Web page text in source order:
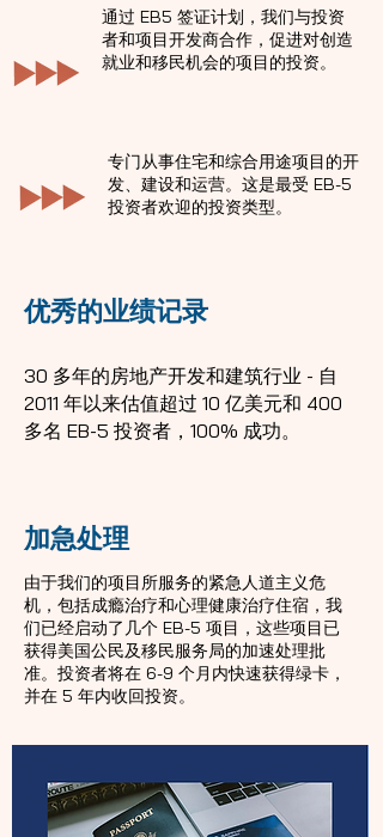
通过 EB5 签证计划，我们与投资
者和项目开发商合作，促进对创造
就业和移民机会的项目的投资。
专门从事住宅和综合用途项目的开
发、建设和运营。这是最受 EB-5
投资者欢迎的投资类型。
优秀的业绩记录
30 多年的房地产开发和建筑行业 - 自
2011 年以来估值超过 10 亿美元和 400
多名 EB-5 投资者，100% 成功。
加急处理
由于我们的项目所服务的紧急人道主义危
机，包括成瘾治疗和心理健康治疗住宿，我
们已经启动了几个 EB-5 项目，这些项目已
获得美国公民及移民服务局的加速处理批
准。投资者将在 6-9 个月内快速获得绿卡，
并在 5 年内收回投资。